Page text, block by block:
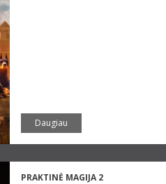
Daugiau
PRAKTINĖ MAGIJA 2